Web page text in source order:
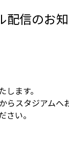
信のお
ます。
スタジアムへ
い。